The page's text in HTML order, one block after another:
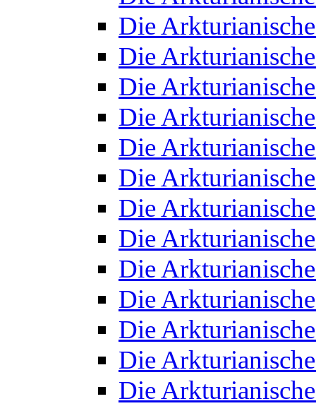
Die
Die
Die
Die
Die
Die
Die
Die
Die
Die
Die
Die
Die